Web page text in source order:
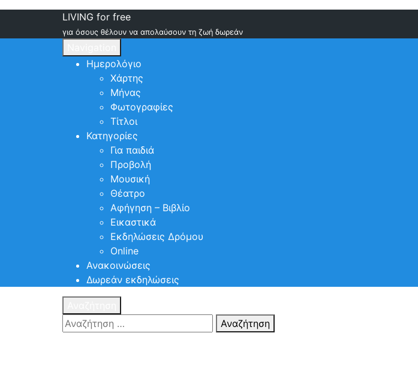
LIVING for free
για όσους θέλουν να απολαύσουν τη ζωή δωρεάν
Ημερολόγιο
Χάρτης
Μήνας
Φωτογραφίες
Τίτλοι
Κατηγορίες
Για παιδιά
Προβολή
Μουσική
Θέατρο
Αφήγηση – Βιβλίο
Εικαστικά
Εκδηλώσεις Δρόμου
Online
Ανακοινώσεις
Δωρεάν εκδηλώσεις
Αναζήτηση